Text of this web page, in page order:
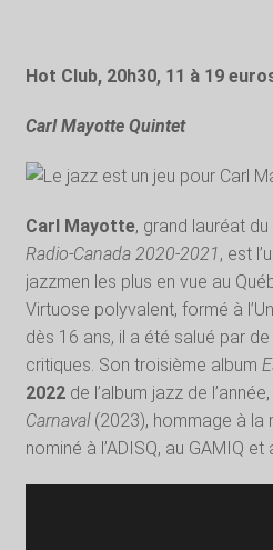
Hot Club, 20h30, 11 à 19
Carl Mayotte Quintet
Carl Mayotte, grand lauréat du
Radio-Canada 2020-2021, est
jazzmen les plus en vue au
Virtuose polyvalent, formé à
dès 16 ans, il a été salué par
critiques. Son troisième album
2022de l’album jazz de
Carnaval(2023), hommage à la
nominé à l’ADISQ, au GAMIQ et